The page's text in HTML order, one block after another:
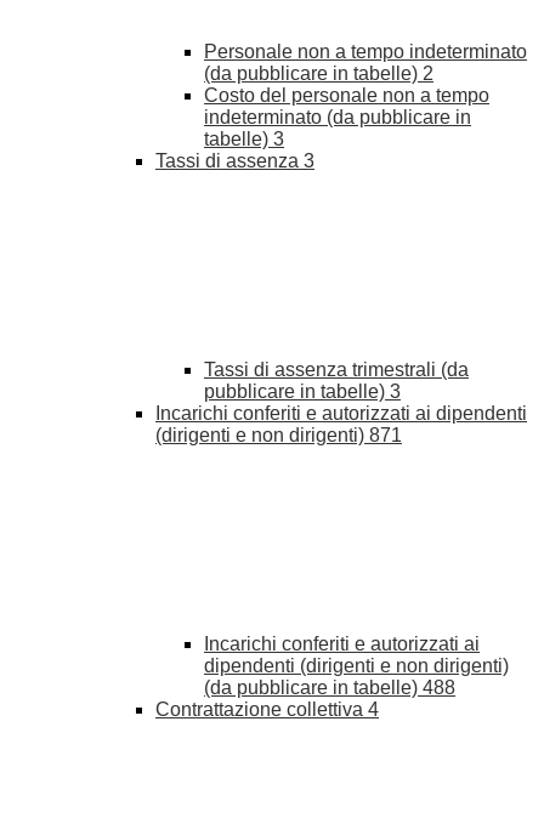
Personale non a tempo indeterminato
(da pubblicare in tabelle) 2
Costo del personale non a tempo
indeterminato (da pubblicare in
tabelle) 3
Tassi di assenza 3
Tassi di assenza trimestrali (da
pubblicare in tabelle) 3
Incarichi conferiti e autorizzati ai dipendenti
(dirigenti e non dirigenti) 871
Incarichi conferiti e autorizzati ai
dipendenti (dirigenti e non dirigenti)
(da pubblicare in tabelle) 488
Contrattazione collettiva 4